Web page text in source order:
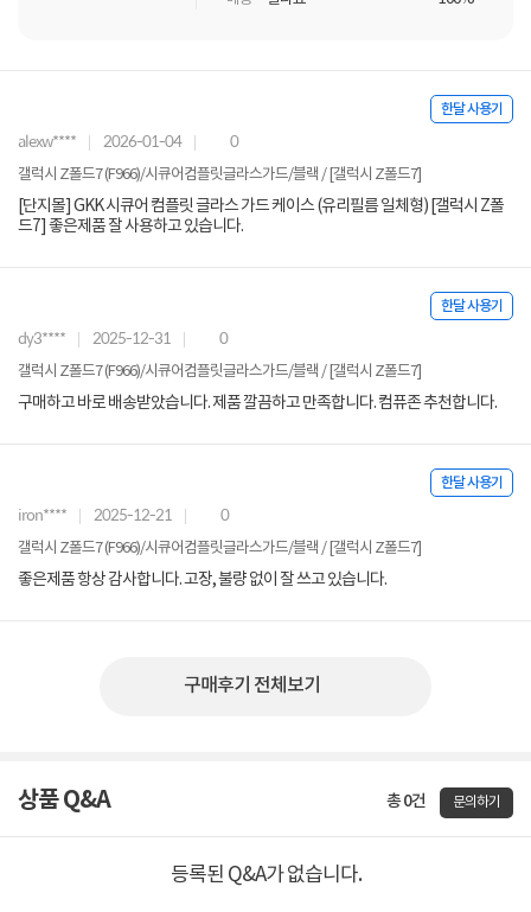
한달 사용기
alexw**** 2026-01-04 0
갤럭시 Z폴드7 (F966)/시큐어컴플릿글라스가드/블랙 / [갤럭시 Z폴드7]
[단지몰] GKK 시큐어 컴플릿 글라스 가드 케이스 (유리필름 일체형) [갤럭시 Z폴
드7] 좋은제품 잘 사용하고 있습니다.
한달 사용기
dy3**** 2025-12-31 0
갤럭시 Z폴드7 (F966)/시큐어컴플릿글라스가드/블랙 / [갤럭시 Z폴드7]
구매하고 바로 배송받았습니다. 제품 깔끔하고 만족합니다. 컴퓨존 추천합니다.
한달 사용기
iron**** 2025-12-21 0
갤럭시 Z폴드7 (F966)/시큐어컴플릿글라스가드/블랙 / [갤럭시 Z폴드7]
좋은제품 항상 감사합니다. 고장, 불량 없이 잘 쓰고 있습니다.
구매후기 전체보기
상품 Q&A 총 0건 문의하기
등록된 Q&A가 없습니다.